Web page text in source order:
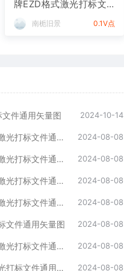
牌EZD格式激光打标文
件通用矢量图
南栀旧景 0.1V点
件通用矢量图 2024-10-14
临时停车请多关照停车牌EZD格式激光打标文件通用矢量图 2024-08-08
临时停车请多关照停车牌EZD格式激光打标文件通用矢量图 2024-08-08
临时停车请多关照停车牌EZD格式激光打标文件通用矢量图 2024-08-08
临时停车请多关照停车牌EZD格式激光打标文件通用矢量图 2024-08-08
文件通用矢量图 2024-08-08
下车撩妹稍后起飞停车牌EZD格式激光打标文件通用矢量图 2024-08-08
努力赚钱养媳妇停车牌EZD格式激光打标文件通用矢量图 2024-08-08